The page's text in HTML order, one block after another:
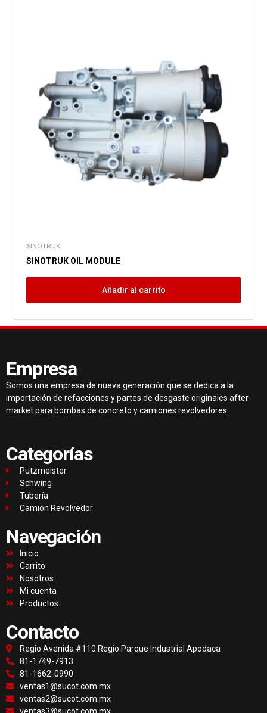
SINOTRUK
SINOTRUK OIL MODULE
Añadir al carrito
Empresa
Somos una empresa de nueva generación que se dedica a la
importación de refacciones y partes de desgaste originales after-
market para bombas de concreto y camiones revolvedores.
Categorías
Putzmeister
Schwing
Tubería
Camion Revolvedor
Navegación
Inicio
Carrito
Nosotros
Mi cuenta
Productos
Contacto
Regio Avenida #110 Regio Parque Industrial Apodaca
81-1749-7913
81-1662-0990
ventas1@sucot.com.mx
ventas2@sucot.com.mx